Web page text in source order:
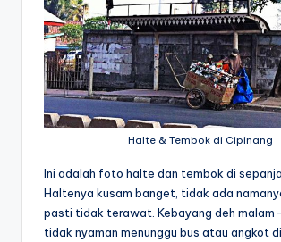
Halte & Tembok di Cipinang
Ini adalah foto halte dan tembok di
Haltenya kusam banget, tidak ada
pasti tidak terawat. Kebayang deh
tidak nyaman menunggu bus atau angkot